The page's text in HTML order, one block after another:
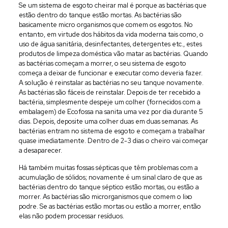
Se um sistema de esgoto cheirar mal é porque as bactérias que
estão dentro do tanque estão mortas. As bactérias são
basicamente micro organismos que comem os esgotos. No
entanto, em virtude dos hábitos da vida moderna tais como, o
uso de água sanitária, desinfectantes, detergentes etc., estes
produtos de limpeza doméstica vão matar as bactérias. Quando
as bactérias começam a morrer, o seu sistema de esgoto
começa a deixar de funcionar e executar como deveria fazer.
A solução é reinstalar as bactérias no seu tanque novamente.
As bactérias são fáceis de reinstalar. Depois de ter recebido a
bactéria, simplesmente despeje um colher (fornecidos com a
embalagem) de Ecofossa na sanita uma vez por dia durante 5
dias. Depois, deposite uma colher duas em duas semanas. As
bactérias entram no sistema de esgoto e começam a trabalhar
quase imediatamente. Dentro de 2-3 dias o cheiro vai começar
a desaparecer.
Há também muitas fossas sépticas que têm problemas com a
acumulação de sólidos; novamente é um sinal claro de que as
bactérias dentro do tanque séptico estão mortas, ou estão a
morrer. As bactérias são microrganismos que comem o lixo
podre. Se as bactérias estão mortas ou estão a morrer, então
elas não podem processar resíduos.